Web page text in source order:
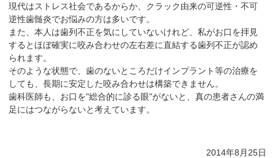
現代はストレス社会であるからか、クラック由来の可逆性・不可
逆性歯髄炎でお悩みの方は多いです。
また、本人は歯列不正を気にしていないけれど、私がお口を拝見
するとほぼ確実に咬み合わせの左右差に直結する歯列不正が認め
られます。
そのような状態で、歯のないところだけインプラント等の治療を
しても、長期に安定した咬み合わせは構築できません。
歯科医師も、お口を"総合的に診る眼"がないと、真の患者さんの満
足にはつながらないと考えています。
2014年8月25日